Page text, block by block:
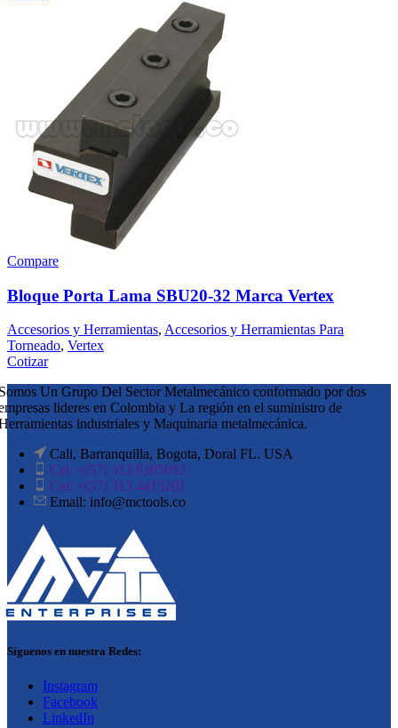
Compare
Bloque Porta Lama SBU20-32 Marca Vertex
Accesorios y Herramientas, Accesorios y Herramientas Para
Torneado, Vertex
Cotizar
Un Grupo Del Sector Metalmecánico conformado por dos
lideres en Colombia y La región en el suministro de
industriales y Maquinaria metalmecánica.
Cali, Barranquilla, Bogota, Doral FL. USA
Cel: +(57) 312 8305092
Cel: +(57) 313 4415201
Email: info@mctools.co
Síguenos en nuestra Redes:
Instagram
Facebook
LinkedIn